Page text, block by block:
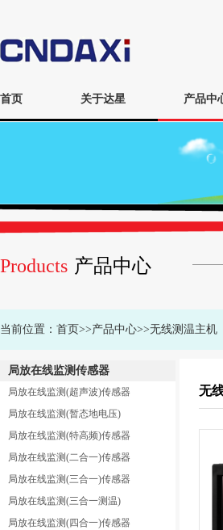
首页 关于达星 产品中
Products 产品中心
当前位置： 首页>>产品中心>>无线测温主机
局放在线监测传感器
局放在线监测(超声波)传感器
局放在线监测(暂态地电压)
局放在线监测(特高频)传感器
局放在线监测(二合一)传感器
局放在线监测(三合一)传感器
局放在线监测(三合一测温)
局放在线监测(四合一)传感器
无